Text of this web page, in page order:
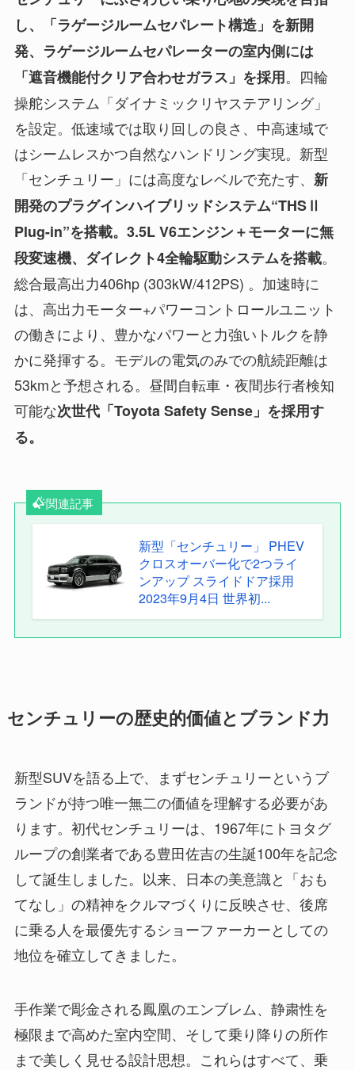
し、「ラゲージルームセパレート構造」を新開
発、ラゲージルームセパレーターの室内側には
「遮音機能付クリア合わせガラス」を採用。四輪
操舵システム「ダイナミックリヤステアリング」
を設定。低速域では取り回しの良さ、中高速域で
はシームレスかつ自然なハンドリング実現。新型
「センチュリー」には高度なレベルで充たす、 新
開発のプラグインハイブリッドシステム“THSⅡ
Plug-in”を搭載。3.5L V6エンジン＋モーターに無
段変速機、ダイレクト4全輪駆動システムを搭載。
総合最高出力406hp (303kW/412PS) 。加速時に
は、高出力モーター+パワーコントロールユニット
の働きにより、豊かなパワーと力強いトルクを静
かに発揮する。モデルの電気のみでの航続距離は
53kmと予想される。昼間自転車・夜間歩行者検知
可能な次世代「Toyota Safety Sense」を採用す
る。
関連記事
新型「センチュリー」 PHEV
クロスオーバー化で2つライ
ンアップ スライドドア採用
2023年9月4日 世界初...
センチュリーの歴史的価値とブランド力
新型SUVを語る上で、まずセンチュリーというブ
ランドが持つ唯一無二の価値を理解する必要があ
ります。初代センチュリーは、1967年にトヨタグ
ループの創業者である豊田佐吉の生誕100年を記念
して誕生しました。以来、日本の美意識と「おも
てなし」の精神をクルマづくりに反映させ、後席
に乗る人を最優先するショーファーカーとしての
地位を確立してきました。
手作業で彫金される鳳凰のエンブレム、静粛性を
極限まで高めた室内空間、そして乗り降りの所作
まで美しく見せる設計思想。これらはすべて、乗